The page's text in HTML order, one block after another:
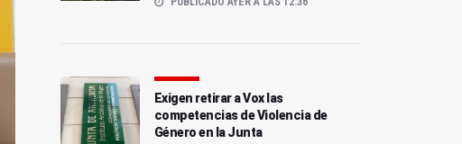
Exigen retirar a Vox las
competencias de Violencia de
Género en la Junta